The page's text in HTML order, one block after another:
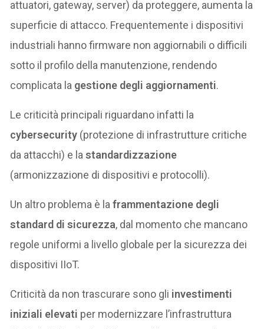
attuatori, gateway, server) da proteggere, aumenta la
superficie di attacco. Frequentemente i dispositivi
industriali hanno firmware non aggiornabili o difficili
sotto il profilo della manutenzione, rendendo
complicata la gestione degli aggiornamenti.
Le criticità principali riguardano infatti la
cybersecurity (protezione di infrastrutture critiche
da attacchi) e lastandardizzazione
(armonizzazione di dispositivi e protocolli).
Un altro problema è laframmentazione degli
standard di sicurezza, dal momento che mancano
regole uniformi a livello globale per la sicurezza dei
dispositivi IIoT.
Criticità da non trascurare sono gli investimenti
iniziali elevati per modernizzare l’infrastruttura